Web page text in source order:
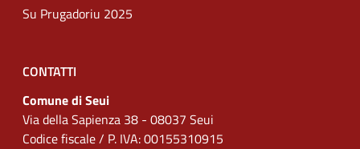
Su Prugadoriu 2025
CONTATTI
Comune di Seui
Via della Sapienza 38 - 08037 Seui
Codice fiscale / P. IVA: 00155310915